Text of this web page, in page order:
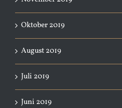
Oktober 2019
August 2019
Juli 2019
Juni 2019